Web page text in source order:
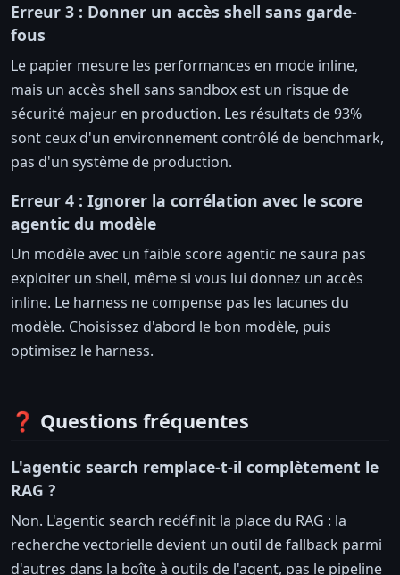
Erreur 3 : Donner un accès shell sans garde-
fous
Le papier mesure les performances en mode inline,
mais un accès shell sans sandbox est un risque de
sécurité majeur en production. Les résultats de 93%
sont ceux d'un environnement contrôlé de benchmark,
pas d'un système de production.
Erreur 4 : Ignorer la corrélation avec le score
agentic du modèle
Un modèle avec un faible score agentic ne saura pas
exploiter un shell, même si vous lui donnez un accès
inline. Le harness ne compense pas les lacunes du
modèle. Choisissez d'abord le bon modèle, puis
optimisez le harness.
❓ Questions fréquentes
L'agentic search remplace-t-il complètement le
RAG ?
Non. L'agentic search redéfinit la place du RAG : la
recherche vectorielle devient un outil de fallback parmi
d'autres dans la boîte à outils de l'agent, pas le pipeline